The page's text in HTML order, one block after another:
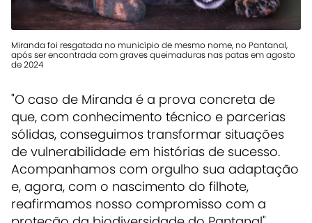
Miranda foi resgatada no município de mesmo nome, no Pantanal,
após ser encontrada com graves queimaduras nas patas em agosto
de 2024
"O caso de Miranda é a prova concreta de
que, com conhecimento técnico e parcerias
sólidas, conseguimos transformar situações
de vulnerabilidade em histórias de sucesso.
Acompanhamos com orgulho sua adaptação
e, agora, com o nascimento do filhote,
reafirmamos nosso compromisso com a